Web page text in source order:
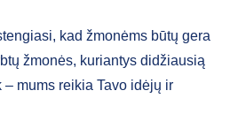
kad žmonėms būtų gera
žmonės, kuriantys didžiausią
mums reikia Tavo idėjų ir